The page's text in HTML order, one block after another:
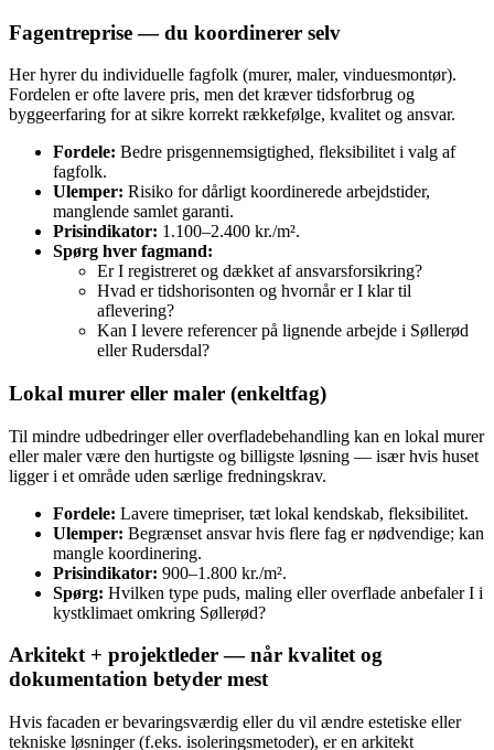
Fagentreprise — du koordinerer selv
Her hyrer du individuelle fagfolk (murer, maler, vinduesmontør).
Fordelen er ofte lavere pris, men det kræver tidsforbrug og
byggeerfaring for at sikre korrekt rækkefølge, kvalitet og ansvar.
Fordele: Bedre prisgennemsigtighed, fleksibilitet i valg af
fagfolk.
Ulemper: Risiko for dårligt koordinerede arbejdstider,
manglende samlet garanti.
Prisindikator: 1.100–2.400 kr./m².
Spørg hver fagmand:
Er I registreret og dækket af ansvarsforsikring?
Hvad er tidshorisonten og hvornår er I klar til
aflevering?
Kan I levere referencer på lignende arbejde i Søllerød
eller Rudersdal?
Lokal murer eller maler (enkeltfag)
Til mindre udbedringer eller overfladebehandling kan en lokal murer
eller maler være den hurtigste og billigste løsning — især hvis huset
ligger i et område uden særlige fredningskrav.
Fordele: Lavere timepriser, tæt lokal kendskab, fleksibilitet.
Ulemper: Begrænset ansvar hvis flere fag er nødvendige; kan
mangle koordinering.
Prisindikator: 900–1.800 kr./m².
Spørg: Hvilken type puds, maling eller overflade anbefaler I i
kystklimaet omkring Søllerød?
Arkitekt + projektleder — når kvalitet og
dokumentation betyder mest
Hvis facaden er bevaringsværdig eller du vil ændre estetiske eller
tekniske løsninger (f.eks. isoleringsmetoder), er en arkitekt